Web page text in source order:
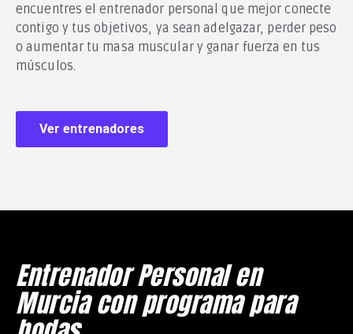
encuentres el entrenador personal que mejor conecte
contigo y tus objetivos, ya sean adelgazar, perder peso
o aumentar tu masa muscular y ganar fuerza en tus
músculos.
Ver entrenadores
Entrenador Personal en
Murcia con programa para